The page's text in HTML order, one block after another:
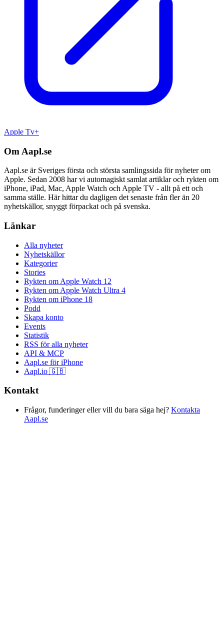
Apple Tv+
Om Aapl.se
Aapl.se är Sveriges första och största samlingssida för nyheter om
Apple. Sedan 2008 har vi automagiskt samlat artiklar och rykten om
iPhone, iPad, Mac, Apple Watch och Apple TV - allt på ett och
samma ställe. Här hittar du dagligen det senaste från fler än 20
nyhetskällor, snyggt förpackat och på svenska.
Länkar
Alla nyheter
Nyhetskällor
Kategorier
Stories
Rykten om Apple Watch 12
Rykten om Apple Watch Ultra 4
Rykten om iPhone 18
Podd
Skapa konto
Events
Statistik
RSS för alla nyheter
API & MCP
Aapl.se för iPhone
Aapl.io 🇬🇧
Kontakt
Frågor, funderinger eller vill du bara säga hej? Kontakta
Aapl.se